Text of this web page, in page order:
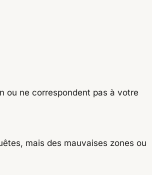
ou ne correspondent pas à votre
mais des mauvaises zones ou